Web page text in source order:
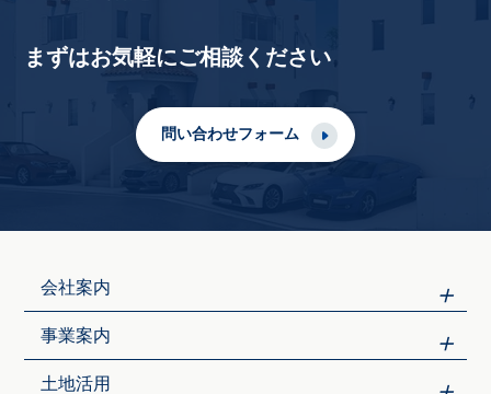
まずはお気軽にご相談ください
問い合わせフォーム
会社案内
事業案内
土地活用